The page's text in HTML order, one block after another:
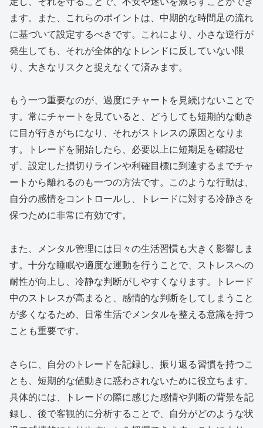
ます。また、これらのポイントは、中期的な時間足の流れ
に基づいて設定するべきです。これにより、小さな逆行が
発生しても、それが全体的なトレンドに反していない限
り、大きなリスクと捉えなくて済みます。
もう一つ重要なのが、過度にチャートを見続けないことで
す。常にチャートを見ていると、どうしても短期的な動き
に目が行きがちになり、それがストレスの原因となりま
す。トレードを開始したら、必要以上に短期足を確認せ
ず、設定した損切りラインや利確目標に到達するまでチャ
ートから離れるのも一つの方法です。このような行動は、
自分の感情をコントロールし、トレードに対する冷静さを
保つために非常に有効です。
また、メンタル管理には日々の生活習慣も大きく影響しま
す。十分な睡眠や適度な運動を行うことで、ストレスへの
耐性が向上し、冷静な判断がしやすくなります。トレード
中のストレスが高まると、感情的な判断をしてしまうこと
が多くなるため、日常生活でメンタルを整える意識を持つ
ことも重要です。
さらに、自分のトレードを記録し、振り返る習慣を持つこ
とも、短期的な値動きに惑わされないために役立ちます。
具体的には、トレードの際に感じた感情や判断の背景を記
録し、後で客観的に分析することで、自分がどのような状